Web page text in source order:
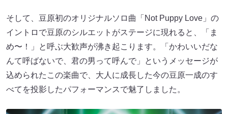
そして、豆原初のオリジナルソロ曲「Not Puppy Love」の
イントロで豆原のシルエットがステージに現れると、「ま
め〜！」と呼ぶ大歓声が沸き起こります。「かわいいだな
んて呼ばないで、君の男って呼んで」というメッセージが
込められたこの楽曲で、大人に成長した今の豆原一成のす
べてを投影したパフォーマンスで魅了しました。